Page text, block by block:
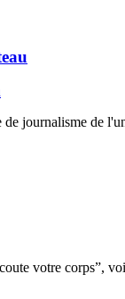
journalisme de
votre corps”,